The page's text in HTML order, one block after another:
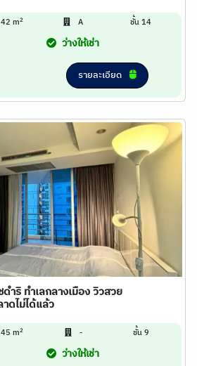
42 m2 A ชั้น 14
ว่างให้เช่า
รายละเอียด
ดำริ ทำเลกลางเมือง วิวสวย
ดไม่ได้แล้ว
45 m2 - ชั้น 9
ว่างให้เช่า